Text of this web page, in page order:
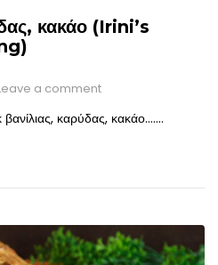
κακάο (Irini’s
a comment
βανίλιας, καρύδας, κακάο.......